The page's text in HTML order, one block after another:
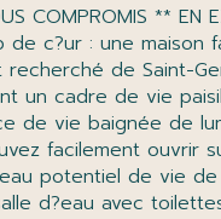
c?ur : une maison
de Saint-
un cadre de vie
de vie baignée de
facilement ouvrir
potentiel de vie
d?eau avec